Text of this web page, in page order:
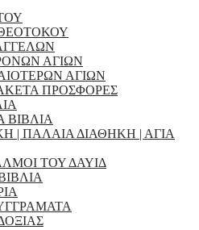
ΑΓΙΩΝ
ΑΓΙΩΝ
ΠΡΟΣΦΟΡΕΣ
| ΠΑΛΑΙΑ ΔΙΑΘΗΚΗ | ΑΓΙΑ
ΤΟΥ ΔΑΥΙΔ